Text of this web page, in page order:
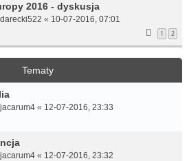
2016 - dyskusja
darecki522 « 10-07-2016, 07:01
1 2
Tematy
jacarum4 « 12-07-2016, 23:33
jacarum4 « 12-07-2016, 23:32